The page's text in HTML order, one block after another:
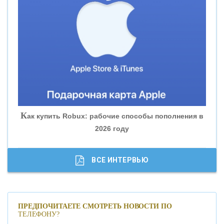
«ВНЕШПРОМБАНК»
«БАНК ГЛОБЭКС»
«СОВКОМБАНК»
«ГАЗПРОМБАНК»
«МОСКОВСКИЙ КРЕДИТНЫЙ БАНК»
Как купить Robux: рабочие способы пополнения в
2026 году
ВСЕ ИНТЕРВЬЮ
ПРЕДПОЧИТАЕТЕ СМОТРЕТЬ НОВОСТИ ПО
ТЕЛЕФОНУ?